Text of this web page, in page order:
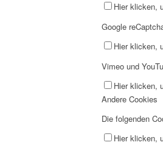
Hier klicken,
Google
Hier klicken,
Vimeo und
Hier klicken,
Andere Cookies
Die folgenden
Hier klicken,